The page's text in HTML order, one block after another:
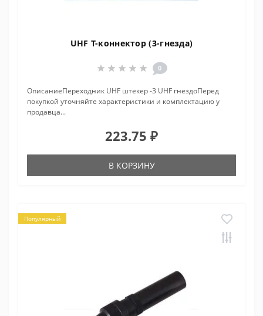
UHF T-коннектор (3-гнезда)
0
ОписаниеПереходник UHF штекер -3 UHF гнездоПеред
покупкой уточняйте характеристики и комплектацию у
продавца...
223.75 ₽
В КОРЗИНУ
Популярный